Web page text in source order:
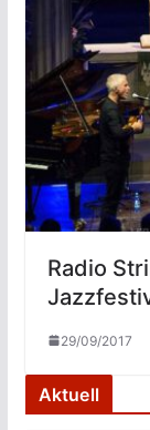
Radio
29/09/2017
Aktuell